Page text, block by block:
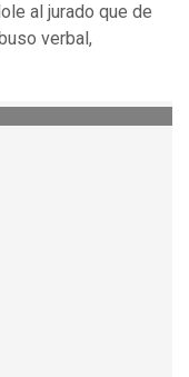
al jurado que de
verbal,